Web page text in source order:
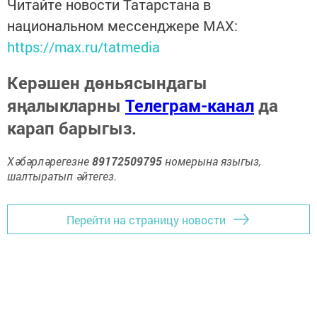
Читайте новости Татарстана в
национальном мессенджере MАХ:
https://max.ru/tatmedia
Керәшен дөньясындагы
яңалыкларны Телеграм-каналда
карап барыгыз.
Хәбәрләрегезне89172509795номерына языгыз,
шалтыратып әйтегез.
Перейти на страницу новости